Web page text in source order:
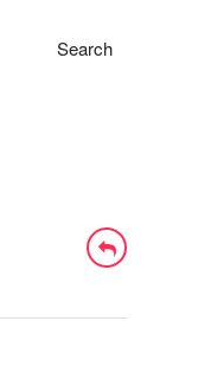
Search